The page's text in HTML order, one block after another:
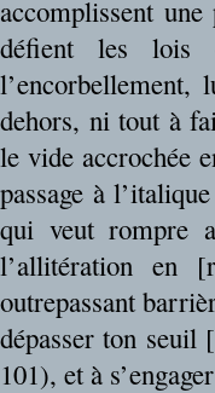
accomplissent
défient les lois
dehors, ni tout à
le vide accrochée
passage à
qui veut rompre
l’allitération en
outrepassant
dépasser ton
101), et à